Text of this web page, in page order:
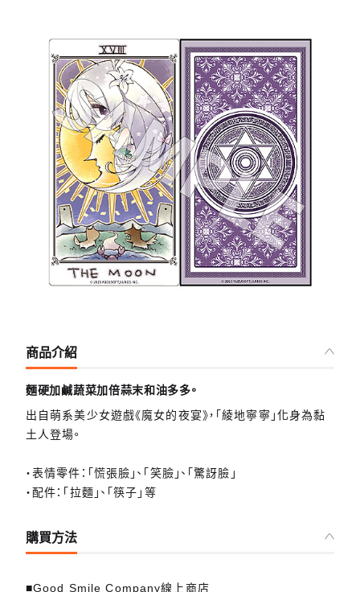
商品介紹
麵硬加鹹蔬菜加倍蒜末和油多多。
出自萌系美少女遊戲《魔女的夜宴》，「綾地寧寧」化身為黏
土人登場。
・表情零件：「慌張臉」、「笑臉」、「驚訝臉」
・配件：「拉麵」、「筷子」等
購買方法
■Good Smile Company線上商店